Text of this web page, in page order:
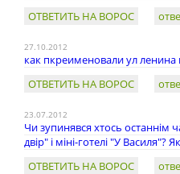
ОТВЕТИТЬ НА ВОРОС
27.10.2012
как пкреименовали ул ленина
ОТВЕТИТЬ НА ВОРОС
23.07.2012
Чи зупинявся хтось останнім
двір" і міні-готелі "У Василя"?
ОТВЕТИТЬ НА ВОРОС